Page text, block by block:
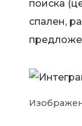
поиска
спален,